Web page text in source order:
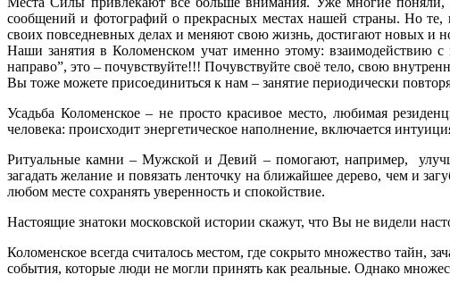
сообщений и фотографий о прекрасных местах нашей страны. Но
своих повседневных делах и меняют свою жизнь, достигают новых и
Наши занятия в Коломенском учат именно этому: взаимодействию
направо”, это – почувствуйте!!! Почувствуйте своё тело, свою
Вы тоже можете присоединиться к нам – занятие периодически
Усадьба Коломенское – не просто красивое место, любимая
человека: происходит энергетическое наполнение, включается
Ритуальные камни – Мужской и Девий – помогают, например,
загадать желание и повязать ленточку на ближайшее дерево, чем и
любом месте сохранять уверенность и спокойствие.
Настоящие знатоки московской истории скажут, что Вы не видели
Коломенское всегда считалось местом, где сокрыто множество тайн,
события, которые люди не могли принять как реальные. Однако